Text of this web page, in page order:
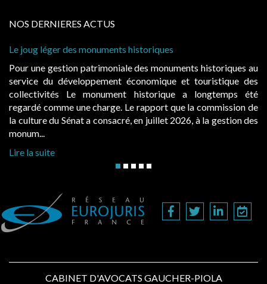
NOS DERNIERES ACTUS
historiques
des monuments historiques au
économique et touristique des
historique a longtemps été
Le rapport que la commission de
consacré, en juillet 2026, à la gestion des
Cabines de plage : le
Evocatrices des
également un beau
public, elles donnent
d’occupation. Saisies
CABINET D'AVOCATS GAUCHER-PIOLA